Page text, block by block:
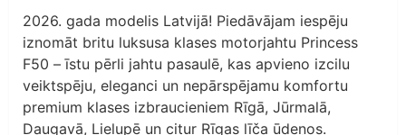
2026. gada modelis Latvijā! Piedāvājam iespēju
iznomāt britu luksusa klases motorjahtu Princess
F50 – īstu pērli jahtu pasaulē, kas apvieno izcilu
veiktspēju, eleganci un nepārspējamu komfortu
premium klases izbraucieniem Rīgā, Jūrmalā,
Daugavā, Lielupē un citur Rīgas līča ūdeņos.